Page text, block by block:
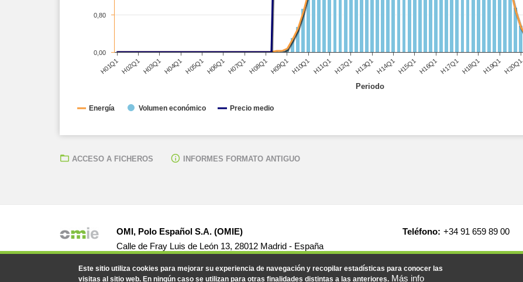
Periodo
Energía Volumen económico Precio medio
H01Q1H02Q1H03Q1H04Q1H05Q1H06Q1H07Q1H08Q1H09Q1H10Q1 H11Q1H12Q1H13Q1H14Q1H15Q1H16Q1H17Q1H18Q1H19Q1H20Q1
0,00
0,80
ACCESO A FICHEROS INFORMES FORMATO ANTIGUO
OMI, Polo Español S.A. (OMIE)
Calle de Fray Luis de León 13, 28012 Madrid - España
Teléfono: +34 91 659 89 00
Este sitio utiliza cookies para mejorar su experiencia de navegación y recopilar estadísticas para conocer las
visitas al sitio web. En ningún caso se utilizan para otras finalidades distintas a las anteriores. Más info